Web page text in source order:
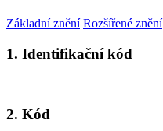
Základní znění Rozšířené znění
1. Identifikační kód
2. Kód